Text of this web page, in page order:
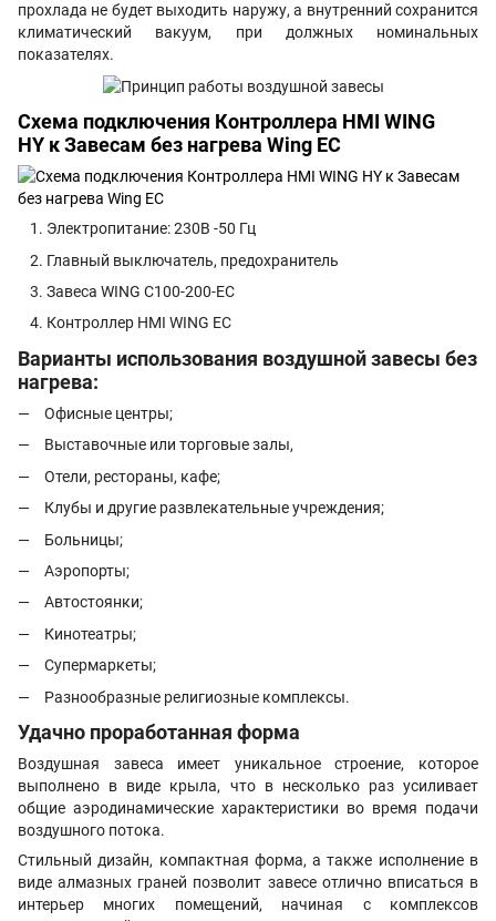
прохлада не будет выходить наружу, а внутренний сохранится
климатический вакуум, при должных номинальных
показателях.
Схема подключения Контроллера HMI WING
HY кЗавесам без нагрева Wing EC
Электропитание:230В -50 Гц
Главный выключатель, предохранитель
Завеса WING C100-200-EC
Контроллер HMI WING EC
Варианты использования воздушной завесы без
нагрева:
Офисные центры;
Выставочные или торговые залы,
Отели, рестораны, кафе;
Клубы и другие развлекательные учреждения;
Больницы;
Аэропорты;
Автостоянки;
Кинотеатры;
Супермаркеты;
Разнообразные религиозные комплексы.
Удачно проработанная форма
Воздушная завеса имеет уникальное строение, которое
выполнено в виде крыла, что в несколько раз усиливает
общие аэродинамические характеристики во время подачи
воздушного потока.
Стильный дизайн, компактная форма, а также исполнение в
виде алмазных граней позволит завесе отлично вписаться в
интерьер многих помещений, начиная с комплексов